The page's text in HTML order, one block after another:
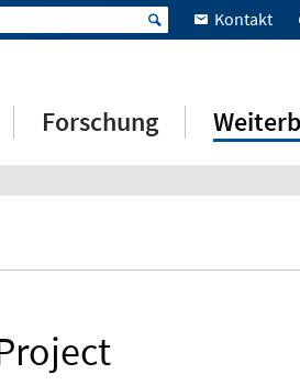
Kontakt
Forschung